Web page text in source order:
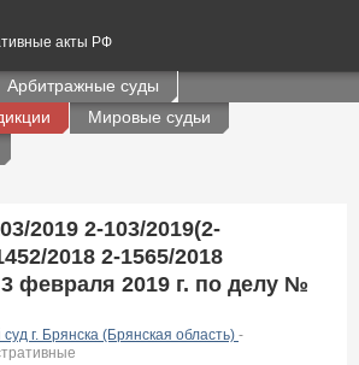
акты РФ
Арбитражные суды
Мировые судьи
2019 2-103/2019(2-
2018 2-1565/2018
февраля 2019 г. по делу №
г. Брянска (Брянская область) -